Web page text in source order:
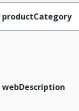
productCategory
webDescription